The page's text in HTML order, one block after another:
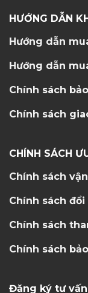
HƯỚNG DẪN
Hướng dẫn
Hướng dẫn
Chính sách
Chính sách
CHÍNH SÁCH
Chính sách
Chính sách
Chính sách
Chính sách
Đăng ký tư vấn